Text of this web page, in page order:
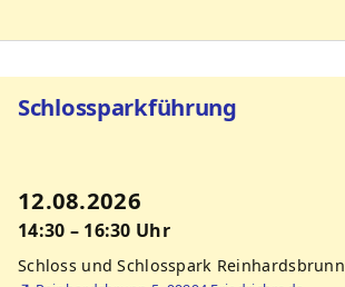
12.08.2026
14:30 – 16:30 Uhr
Schloss und Schlosspark Reinhardsbrunn
Schlossparkführung